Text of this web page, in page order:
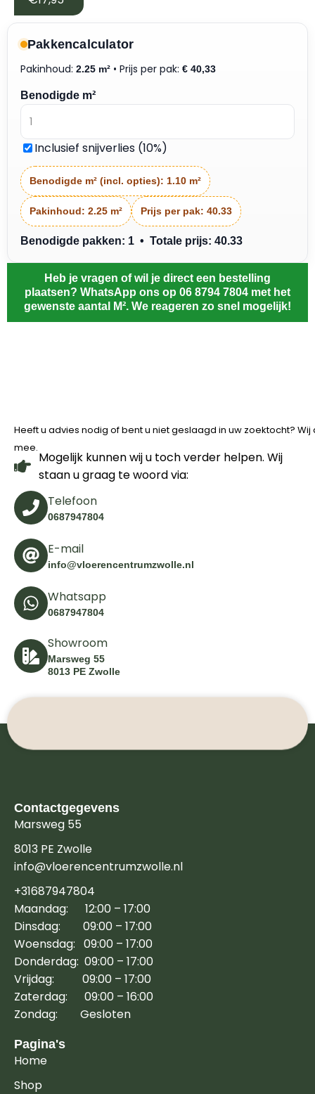
Pakkencalculator
Pakinhoud: 2.25 m² • Prijs per pak: € 40,33
Benodigde m²
Inclusief snijverlies (10%)
Benodigde m² (incl. opties): 1.10 m²
Pakinhoud: 2.25 m² Prijs per pak: 40.33
Benodigde pakken: 1 • Totale prijs: 40.33
Heb je vragen of wil je direct een bestelling
plaatsen? WhatsApp ons op 06 8794 7804 met het
gewenste aantal M². We reageren zo snel mogelijk!
Heeft u advies nodig of bent u niet geslaagd in uw zoektocht?
mee.
Mogelijk kunnen wij u toch verder helpen. Wij
staan u graag te woord via:
Telefoon
0687947804
E-mail
info@vloerencentrumzwolle.nl
Whatsapp
0687947804
Showroom
Marsweg 55
8013 PE Zwolle
Contactgegevens
Marsweg 55
8013 PE Zwolle
info@vloerencentrumzwolle.nl
+31687947804
Maandag: 12:00 – 17:00
Dinsdag: 09:00 – 17:00
Woensdag: 09:00 – 17:00
Donderdag: 09:00 – 17:00
Vrijdag: 09:00 – 17:00
Zaterdag: 09:00 – 16:00
Zondag: Gesloten
Pagina's
Home
Shop